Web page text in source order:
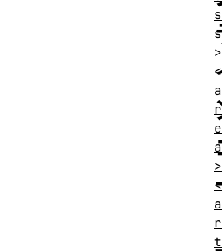
s
s
>
<
a
r
e
a
>
<
a
r
t